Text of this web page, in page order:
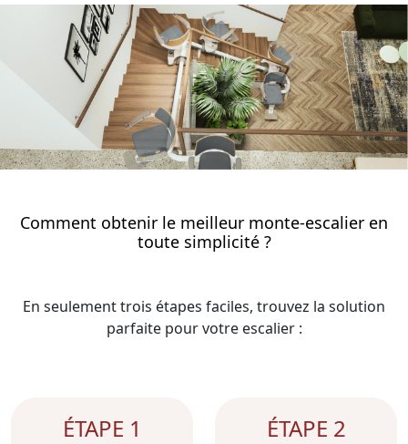
Comment obtenir le meilleur monte-escalier en
toute simplicité ?
En seulement trois étapes faciles, trouvez la solution
parfaite pour votre escalier :
ÉTAPE 1 ÉTAPE 2